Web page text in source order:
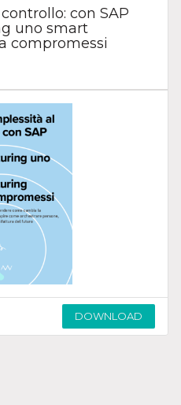
con SAP
uno smart
compromessi
DOWNLOAD